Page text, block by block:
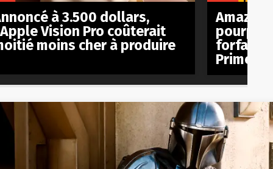
à 3.500 dollars,
Vision Pro coûterait
moins cher à produire
Amazon
forfait
Prime